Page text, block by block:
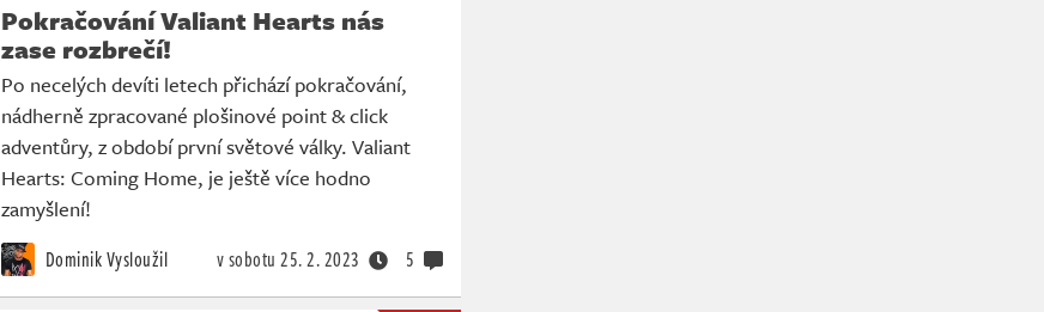
Pokračování Valiant Hearts nás
zase rozbrečí!
Po necelých devíti letech přichází pokračování,
nádherně zpracované plošinové point & click
adventůry, z období první světové války. Valiant
Hearts: Coming Home, je ještě více hodno
zamyšlení!
Dominik Vysloužil v sobotu 25. 2. 2023 5